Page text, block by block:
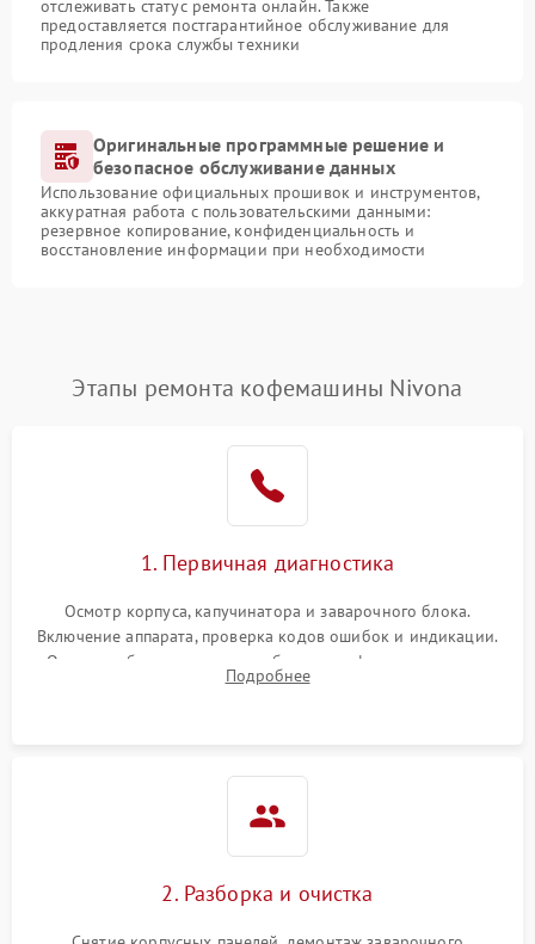
отслеживать статус ремонта онлайн. Также
предоставляется постгарантийное обслуживание для
продления срока службы техники
Оригинальные программные решение и
безопасное обслуживание данных
Использование официальных прошивок и инструментов,
аккуратная работа с пользовательскими данными:
резервное копирование, конфиденциальность и
восстановление информации при необходимости
Этапы ремонта кофемашины Nivona
1. Первичная диагностика
Осмотр корпуса, капучинатора и заварочного блока.
Включение аппарата, проверка кодов ошибок и индикации.
Оценка работы помпы, термоблока и кофемолки на слух.
Измерение температуры и давления воды для выявления
Подробнее
2. Разборка и очистка